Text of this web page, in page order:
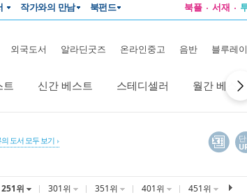
작가와의 만남 북펀드 북플 서재
외국도서 알라딘굿즈 온라인중고 음반 블루레이
트 신간 베스트 스테디셀러 월간 베스트
의 도서 모두 보기
251위 301위 351위 401위 451위